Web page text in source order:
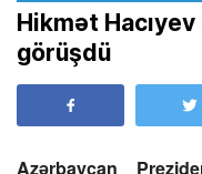
Hikmət
görüşdü
Azərbaycan